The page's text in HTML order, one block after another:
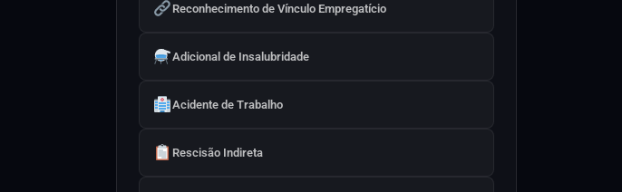
Reconhecimento de Vínculo Empregatício
Adicional de Insalubridade
Acidente de Trabalho
Rescisão Indireta